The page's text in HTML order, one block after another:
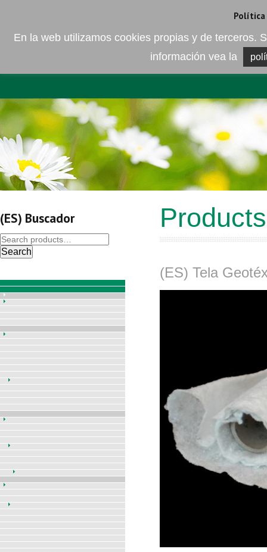
EMPRESA ELEMENTO DEL
Products
(ES) Tela
(ES) Buscador
Search
Política
En la web utilizamos cookies propias y de terceros.
información vea la